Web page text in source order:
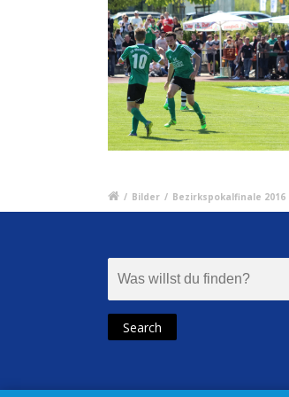
/ Bilder / Bezirkspokalfinale 2016